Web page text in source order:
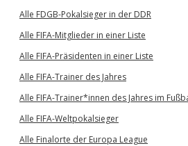
Alle FDGB-Pokalsieger in der DDR
Alle FIFA-Mitglieder in einer Liste
Alle FIFA-Präsidenten in einer Liste
Alle FIFA-Trainer des Jahres
Alle FIFA-Trainer*innen des Jahres im
Alle FIFA-Weltpokalsieger
Alle Finalorte der Europa League